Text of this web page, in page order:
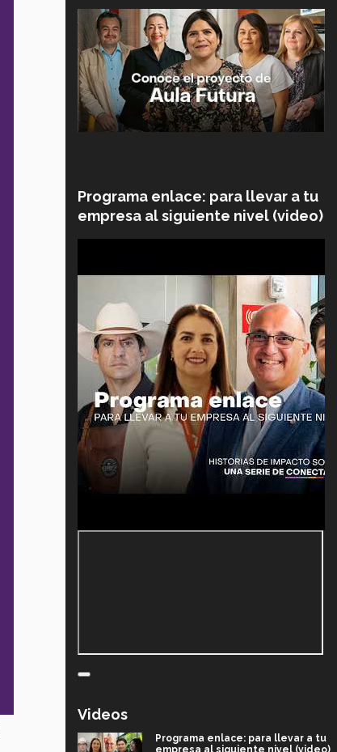
Programa enlace: para llevar a tu
empresa al siguiente nivel (video)
Videos
Programa enlace: para llevar a tu
empresa al siguiente nivel (video)